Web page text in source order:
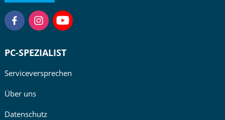
PC-SPEZIALIST
Serviceversprechen
Über uns
Datenschutz